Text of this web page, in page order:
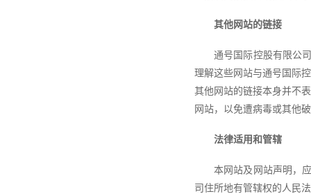
其他网站的链接
通号国际控股有限公
理解这些网站与通号国际
其他网站的链接本身并不
网站，以免遭病毒或其他
法律适用和管辖
本网站及网站声明，
司住所地有管辖权的人民